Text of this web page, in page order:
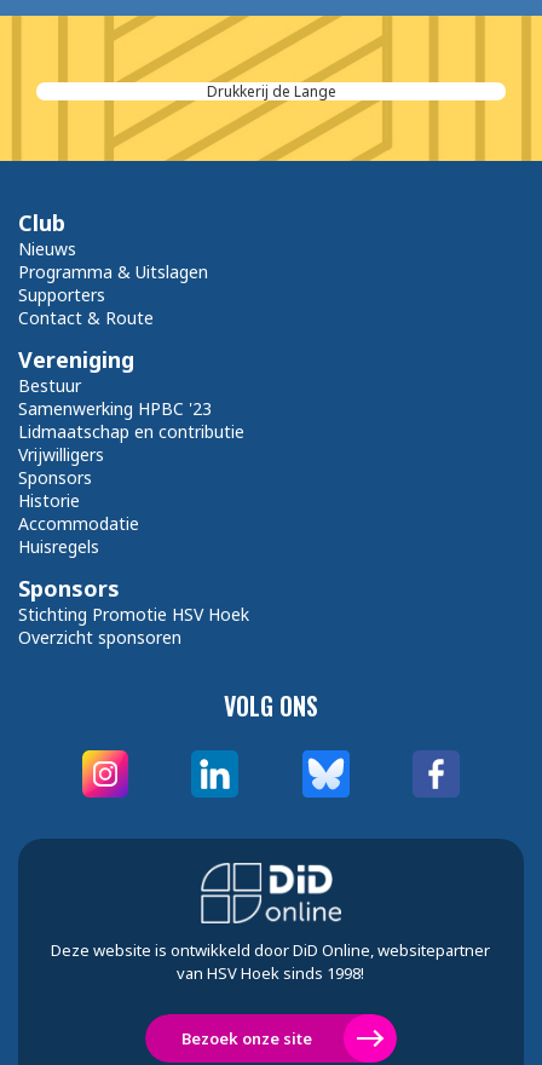
Drukkerij de Lange
VOLG ONS
Club
Nieuws
Programma & Uitslagen
Supporters
Contact & Route
Vereniging
Bestuur
Samenwerking HPBC '23
Lidmaatschap en contributie
Vrijwilligers
Sponsors
Historie
Accommodatie
Huisregels
Sponsors
Stichting Promotie HSV Hoek
Overzicht sponsoren
Deze website is ontwikkeld door DiD Online, websitepartner
van HSV Hoek sinds 1998!
Bezoek onze site